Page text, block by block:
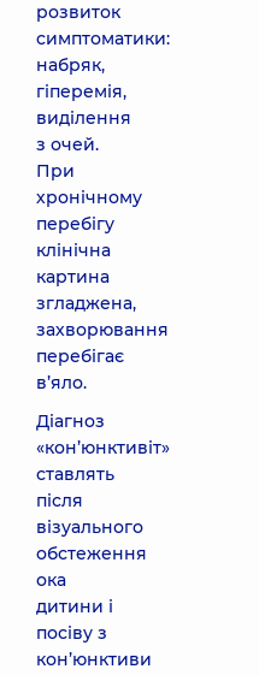
розвиток
симптоматики:
набряк,
гіперемія,
виділення
з очей.
При
хронічному
перебігу
клінічна
картина
згладжена,
захворювання
перебігає
в’яло.
Діагноз
«кон’юнктивіт»
ставлять
після
візуального
обстеження
ока
дитини і
посіву з
кон’юнктиви